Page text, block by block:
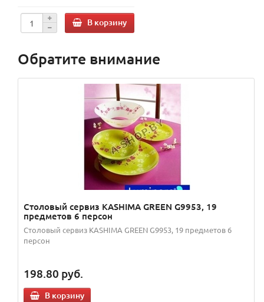
В корзину
Обратите внимание
Столовый сервиз KASHIMA GREEN G9953, 19
предметов 6 персон
Столовый сервиз KASHIMA GREEN G9953, 19 предметов 6
персон
198.80 руб.
В корзину